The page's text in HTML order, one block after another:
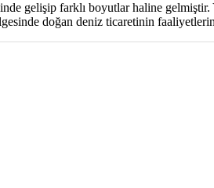
gelişip farklı boyutlar haline gelmiştir.
doğan deniz ticaretinin